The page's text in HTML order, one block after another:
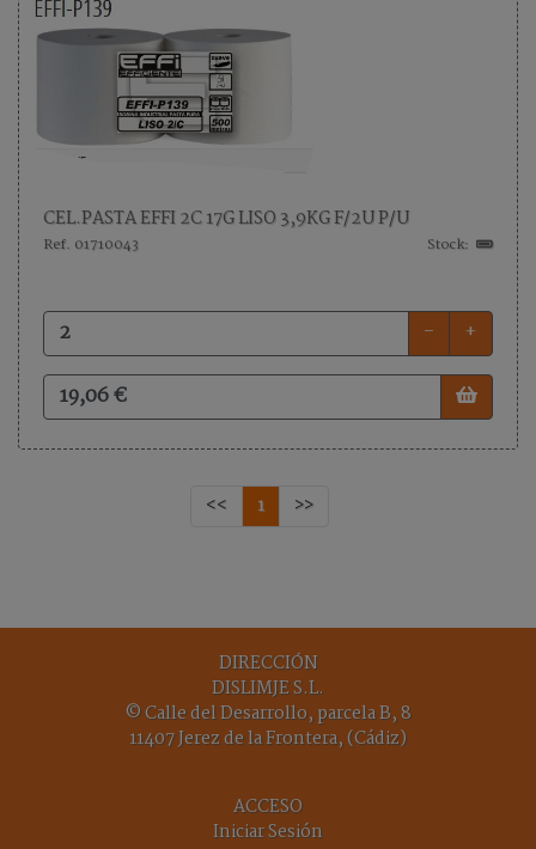
Nuestra
empresa
condiciones
CEL.PASTA EFFI 2C 17G LISO 3,9KG F/2U P/U
Ref. 01710043 Stock:
- +
<< 1 >>
DIRECCIÓN
DISLIMJE S.L.
© Calle del Desarrollo, parcela B, 8
11407 Jerez de la Frontera, (Cádiz)
ACCESO
Iniciar Sesión